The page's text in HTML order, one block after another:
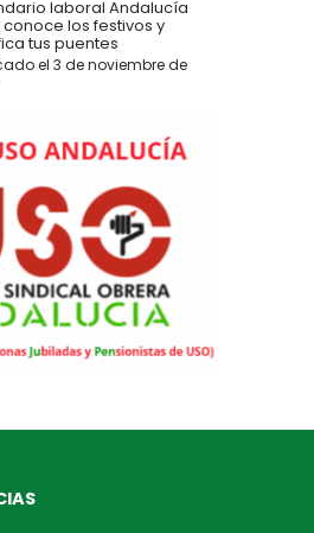
laboral Andalucía
conoce los festivos y
tus puentes
el 3 de noviembre de